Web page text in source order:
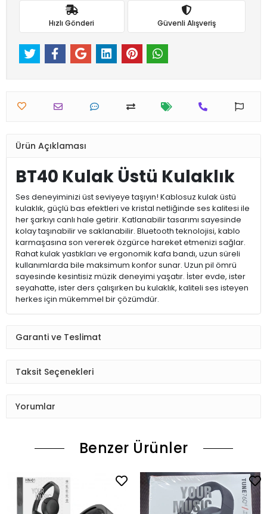
Hızlı Gönderi Güvenli Alışveriş
Ürün Açıklaması
BT40 Kulak Üstü Kulaklık
Ses deneyiminizi üst seviyeye taşıyın! Kablosuz kulak üstü
kulaklık, güçlü bas efektleri ve kristal netliğinde ses kalitesi ile
her şarkıyı canlı hale getirir. Katlanabilir tasarımı sayesinde
kolay taşınabilir ve saklanabilir. Bluetooth teknolojisi, kablo
karmaşasına son vererek özgürce hareket etmenizi sağlar.
Rahat kulak yastıkları ve ergonomik kafa bandı, uzun süreli
kullanımlarda bile maksimum konfor sunar. Uzun pil ömrü
sayesinde kesintisiz müzik deneyimi yaşatır. İster evde, ister
seyahatte, ister ders çalışırken bu kulaklık, kaliteli ses isteyen
herkes için mükemmel bir çözümdür.
Garanti ve Teslimat
Taksit Seçenekleri
Yorumlar
Benzer Ürünler